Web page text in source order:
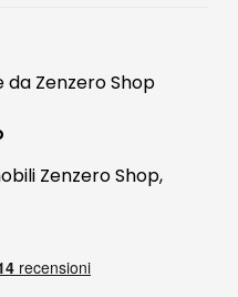
da Zenzero Shop
Zenzero Shop,